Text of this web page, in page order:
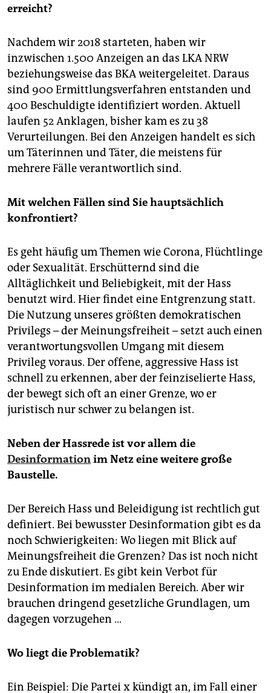
erreicht?
Nachdem wir 2018 starteten, haben wir
inzwischen 1.500 Anzeigen an das LKA NRW
beziehungsweise das BKA weitergeleitet. Daraus
sind 900 Ermittlungsverfahren entstanden und
400 Beschuldigte identifiziert worden. Aktuell
laufen 52 Anklagen, bisher kam es zu 38
Verurteilungen. Bei den Anzeigen handelt es sich
um Täterinnen und Täter, die meistens für
mehrere Fälle verantwortlich sind.
Mit welchen Fällen sind Sie hauptsächlich
konfrontiert?
Es geht häufig um Themen wie Corona, Flüchtlinge
oder Sexualität. Erschütternd sind die
Alltäglichkeit und Beliebigkeit, mit der Hass
benutzt wird. Hier findet eine Entgrenzung statt.
Die Nutzung unseres größten demokratischen
Privilegs – der Meinungsfreiheit – setzt auch einen
verantwortungsvollen Umgang mit diesem
Privileg voraus. Der offene, aggressive Hass ist
schnell zu erkennen, aber der feinziselierte Hass,
der bewegt sich oft an einer Grenze, wo er
juristisch nur schwer zu belangen ist.
Neben der Hassrede ist vor allem die
Desinformationim Netz eine weitere große
Baustelle.
Der Bereich Hass und Beleidigung ist rechtlich gut
definiert. Bei bewusster Desinformation gibt es da
noch Schwierigkeiten: Wo liegen mit Blick auf
Meinungsfreiheit die Grenzen? Das ist noch nicht
zu Ende diskutiert. Es gibt kein Verbot für
Desinformation im medialen Bereich. Aber wir
brauchen dringend gesetzliche Grundlagen, um
dagegen vorzugehen …
Wo liegt die Problematik?
Ein Beispiel: Die Partei x kündigt an, im Fall einer